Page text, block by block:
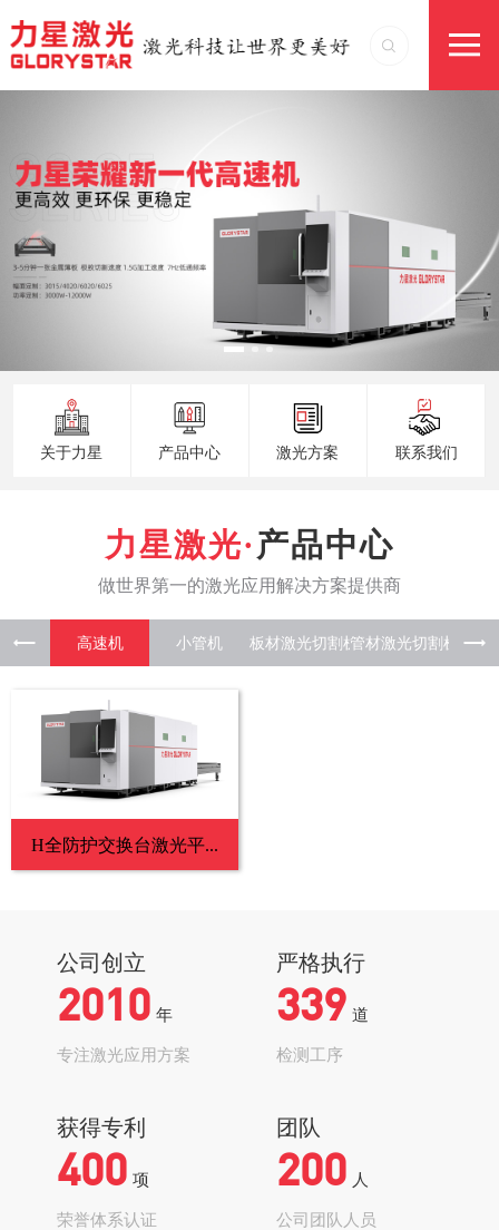
关于力星 产品中心 激光方案 联系我们
产品中心
高速机 小管机 板材激光 管材激光 板管
H全防护交换台激光平...
公司创立
2010 年
专注激光应用方案
严格执行
339 道
检测工序
获得专利
400 项
荣誉体系认证
团队
200 人
公司团队人员